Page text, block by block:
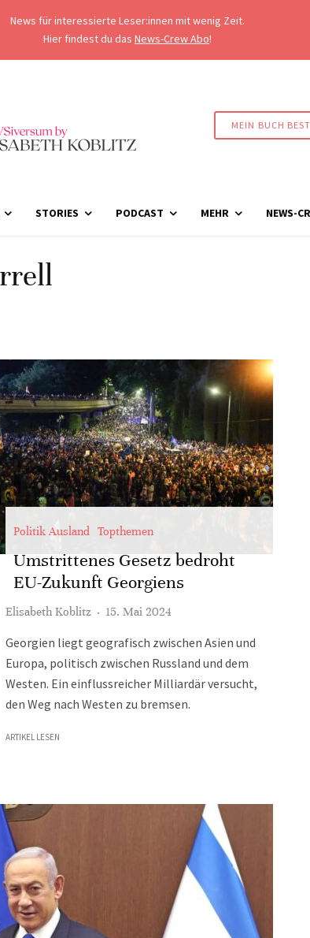
News für interessierte Leser:innen mit wenig Zeit.
Hier findest du das News-Crew Abo!
MEIN BUCH
STORIES PODCAST MEHR NEWS-
Politik Ausland Topthemen
Umstrittenes Gesetz bedroht
EU-Zukunft Georgiens
Elisabeth Koblitz · 15. Mai 2024
Georgien liegt geografisch zwischen Asien und
Europa, politisch zwischen Russland und dem
Westen. Ein einflussreicher Milliardär versucht,
den Weg nach Westen zu bremsen.
ARTIKEL LESEN